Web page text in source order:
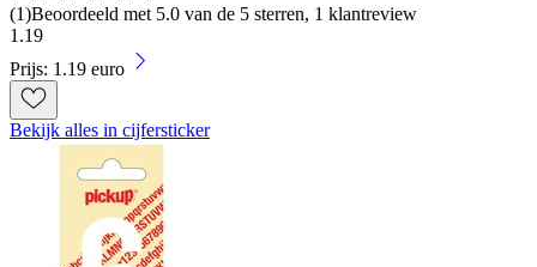
(1)Beoordeeld met 5.0 van de 5 sterren, 1 klantreview
1 .19
Prijs: 1.19 euro
Bekijk alles in cijfersticker